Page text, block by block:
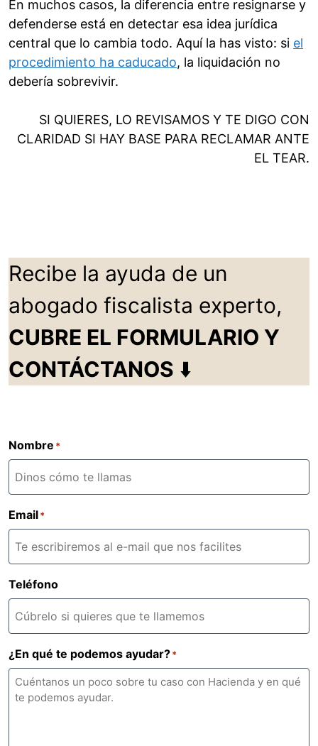
En muchos casos, la diferencia entre resignarse y
defenderse está en detectar esa idea jurídica
central que lo cambia todo. Aquí la has visto: si el
procedimiento ha caducado, la liquidación no
debería sobrevivir.
SI QUIERES, LO REVISAMOS Y TE DIGO CON
CLARIDAD SI HAY BASE PARA RECLAMAR ANTE
EL TEAR.
Recibe la ayuda de un
abogado fiscalista experto,
CUBRE EL FORMULARIO Y
CONTÁCTANOS ⬇️
Nombre *
Email*
Teléfono
¿En qué te podemos ayudar?*